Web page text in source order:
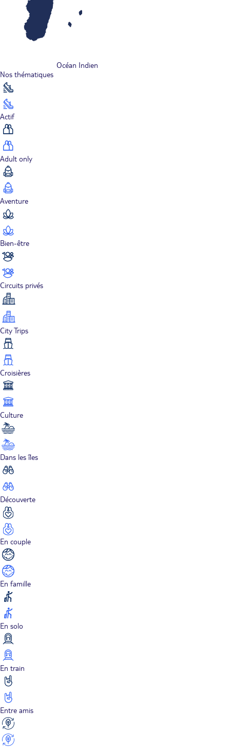
Océan Indien
Nos thématiques
Actif
Adult only
Aventure
Bien-être
Circuits privés
City Trips
Croisières
Culture
Dans les îles
Découverte
En couple
En famille
En solo
En train
Entre amis